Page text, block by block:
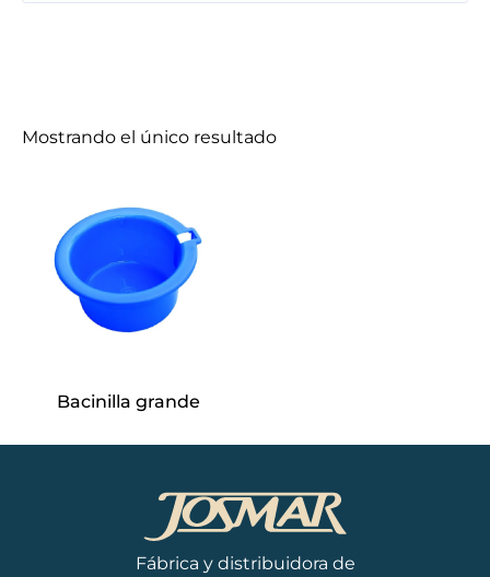
Mostrando el único resultado
Bacinilla grande
Fábrica y distribuidora de